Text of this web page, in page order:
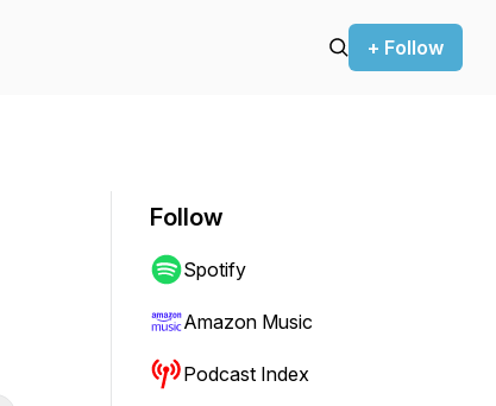
+ Follow
Follow
Spotify
Amazon Music
Podcast Index